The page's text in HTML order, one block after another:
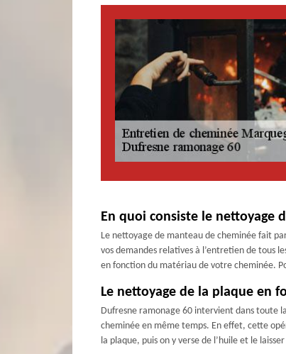
En quoi consiste le nettoyage
Le nettoyage de manteau de cheminée fait
vos demandes relatives à l’entretien de tous
en fonction du matériau de votre cheminée.
Le nettoyage de la plaque en
Dufresne ramonage 60 intervient dans toute
cheminée en même temps. En effet, cette
la plaque, puis on y verse de l’huile et le